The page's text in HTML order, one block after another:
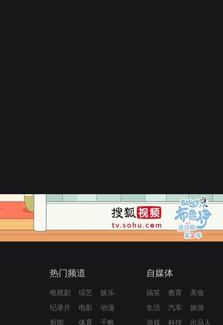
热门频道
电视剧 综艺
娱乐
纪录片
电影
动漫
新闻
体育 千帆
自媒体
搞笑 教育
美妆
生活
汽车
旅游
游戏
科技 出品人